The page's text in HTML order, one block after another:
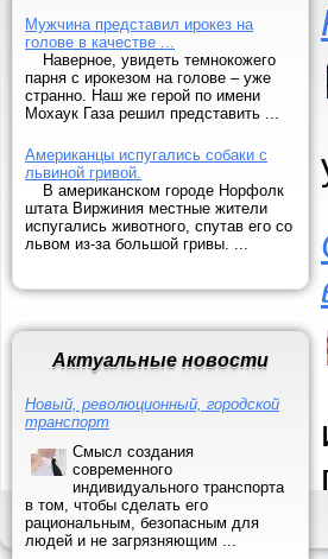
Мужчина представил ирокез на
голове в качестве ...
Наверное, увидеть темнокожего
парня с ирокезом на голове – уже
странно. Наш же герой по имени
Мохаук Газа решил представить ...
Американцы испугались собаки с
львиной гривой.
В американском городе Норфолк
штата Виржиния местные жители
испугались животного, спутав его со
львом из-за большой гривы. ...
Актуальные новости
Новый, революционный, городской
транспорт
Смысл создания
современного
индивидуального транспорта
в том, чтобы сделать его
рациональным, безопасным для
людей и не загрязняющим ...